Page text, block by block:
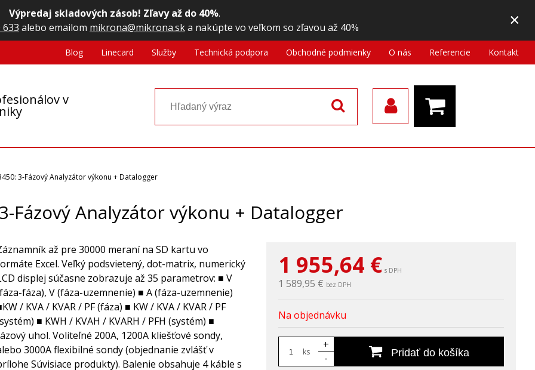
Výpredaj skladových zásob! Zľavy až do 40%.
633 alebo emailom mikrona@mikrona.ska nakúpte vo veľkom so zľavou až 40% ×
v
Blog Linecard Služby Technická podpora Obchodné podmienky O nás Referencie Kontakt
3-Fázový Analyzátor výkonu + Datalogger
Fázový Analyzátor výkonu + Datalogger
1 955,64 € s DPH
1 589,95 € bez DPH
Na objednávku
ks
+
-
Pridať do košíka
až pre 30000 meraní na SD kartu vo
Excel. Veľký podsvietený, dot-matrix, numerický
displej súčasne zobrazuje až 35 parametrov: ■ V
fáza), V (fáza-uzemnenie) ■ A (fáza-uzemnenie)
/ KVA / KVAR / PF (fáza) ■ KW / KVA / KVAR / PF
■ KWH / KVAH / KVARH / PFH (systém) ■
uhol. Voliteľné 200A, 1200A kliešťové sondy,
3000A flexibilné sondy (objednanie zvlášť v
Súvisiace produkty). Balenie obsahuje 4 káble s